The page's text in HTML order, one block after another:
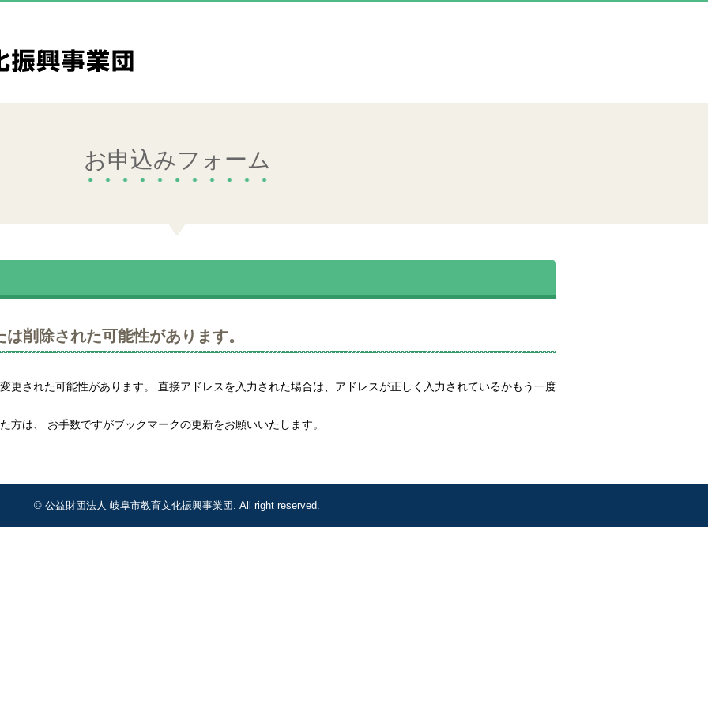
お申込みフォーム
削除された可能性があります。
更された可能性があります。 直接アドレスを入力された場合は、アドレスが正しく入力されているかもう一度
方は、 お手数ですがブックマークの更新をお願いいたします。
© 公益財団法人 岐阜市教育文化振興事業団. All right reserved.